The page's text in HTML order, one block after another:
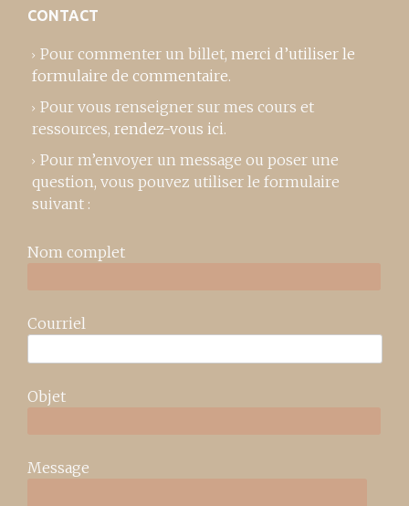
CONTACT
Pour commenter un billet, merci d’utiliser le
formulaire de commentaire.
Pour vous renseigner sur mes cours et
ressources, rendez-vous ici.
Pour m’envoyer un message ou poser une
question, vous pouvez utiliser le formulaire
suivant :
Nom complet
Courriel
Objet
Message